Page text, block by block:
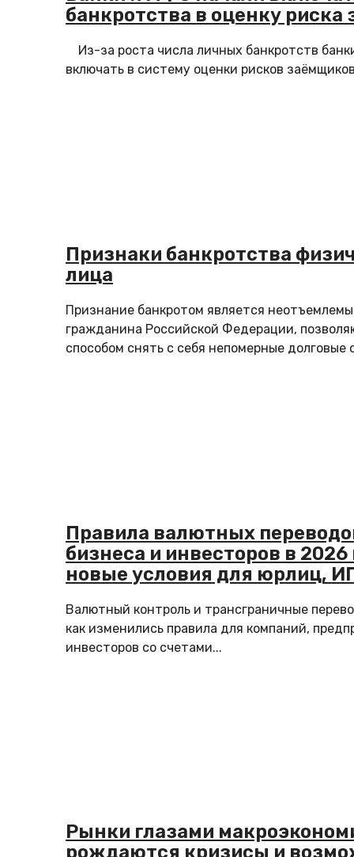
банкротства в оценку
Из-за роста числа личных банкротств
включать в систему оценки рисков
Признаки банкротства
лица
Признание банкротом является
гражданина Российской Федерации,
способом снять с себя непомерные долговые
Правила валютных
бизнеса и инвесторов в 2026
новые условия для юрлиц,
Валютный контроль и трансграничные
как изменились правила для компаний,
инвесторов со счетами...
Рынки глазами